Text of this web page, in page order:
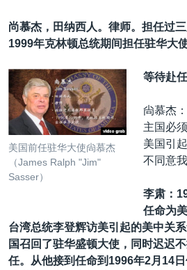
尚慕杰，田纳西人。律师。担任过
1999年克林顿总统期间担任驻华大使
美国前任驻华大使尙慕杰
（James Ralph "Jim"
Sasser）
等待赴
尙慕杰
主国必
美国引
不同意
李肃：
任命为
台湾总统李登辉访美引起的美中关
国召回了驻华盛顿大使，同时迟迟
任。从他接到任命到 1996年2月 14